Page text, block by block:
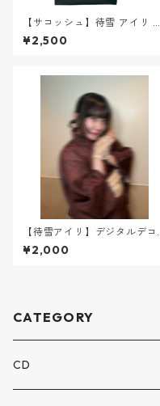
【サコッシュ】待雪 アイリ 生
誕記念サコッシュ【愛とAI
と、ドキドキ、アイリ】
¥2,500
【待雪アイリ】デジタルデコ
写メ⭐︎浴衣⭐︎
¥2,000
CATEGORY
CD